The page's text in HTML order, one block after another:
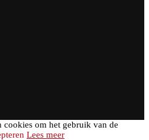
cookies om het gebruik van de
Lees meer